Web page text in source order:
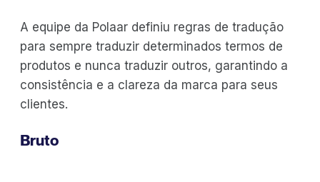
A equipe da Polaar definiu regras de tradução
para sempre traduzir determinados termos de
produtos e nunca traduzir outros, garantindo a
consistência e a clareza da marca para seus
clientes.
Bruto